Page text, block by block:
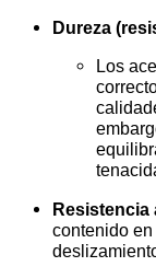
Dureza
Los
Resistencia
contenido